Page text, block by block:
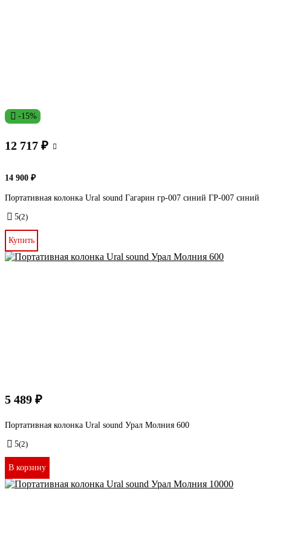
-15%
12 717 ₽
14 900 ₽
Портативная колонка Ural sound Гагарин гр-007 синий ГР-007 синий
5(2)
Купить
5 489 ₽
Портативная колонка Ural sound Урал Молния 600
5(2)
В корзину